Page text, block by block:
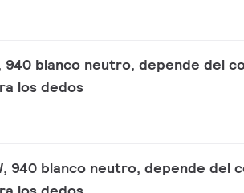
940 blanco neutro, depende del
los dedos
940 blanco neutro, depende del